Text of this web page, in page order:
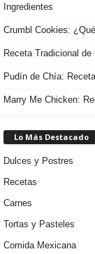
Ingredientes
Crumbl Cookies:
Receta Tradicional
Pudín de Chía:
Marry Me Chicken:
Lo Más Destacado
Dulces y Postres
Recetas
Carnes
Tortas y Pasteles
Comida Mexicana